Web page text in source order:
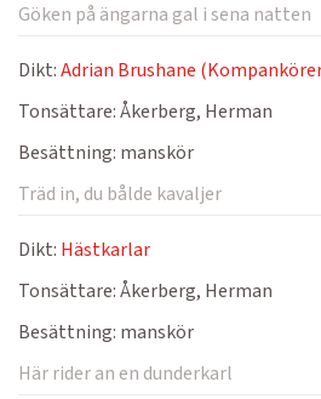
Göken på ängarna gal i sena natten
Dikt:Adrian Brushane
Tonsättare:Åkerberg, Herman
Besättning: manskör
Träd in, du bålde kavaljer
Dikt: Hästkarlar
Tonsättare:Åkerberg, Herman
Besättning: manskör
Här rider an en dunderkarl